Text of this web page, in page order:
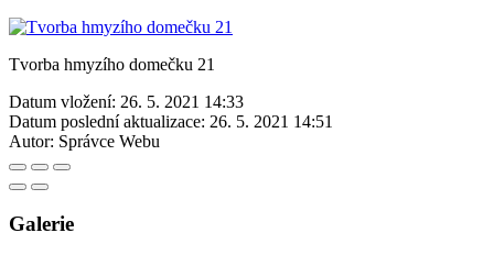
Tvorba hmyzího domečku 21
Datum vložení: 26. 5. 2021 14:33
Datum poslední aktualizace: 26. 5. 2021 14:51
Autor: Správce Webu
Galerie